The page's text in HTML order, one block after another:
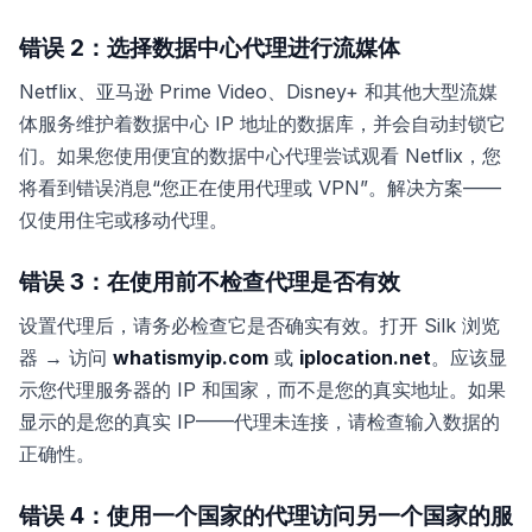
错误 2：选择数据中心代理进行流媒体
Netflix、亚马逊 Prime Video、Disney+ 和其他大型流媒
体服务维护着数据中心 IP 地址的数据库，并会自动封锁它
们。如果您使用便宜的数据中心代理尝试观看 Netflix，您
将看到错误消息“您正在使用代理或 VPN”。解决方案——
仅使用住宅或移动代理。
错误 3：在使用前不检查代理是否有效
设置代理后，请务必检查它是否确实有效。打开 Silk 浏览
器 → 访问 whatismyip.com 或 iplocation.net。应该显
示您代理服务器的 IP 和国家，而不是您的真实地址。如果
显示的是您的真实 IP——代理未连接，请检查输入数据的
正确性。
错误 4：使用一个国家的代理访问另一个国家的服